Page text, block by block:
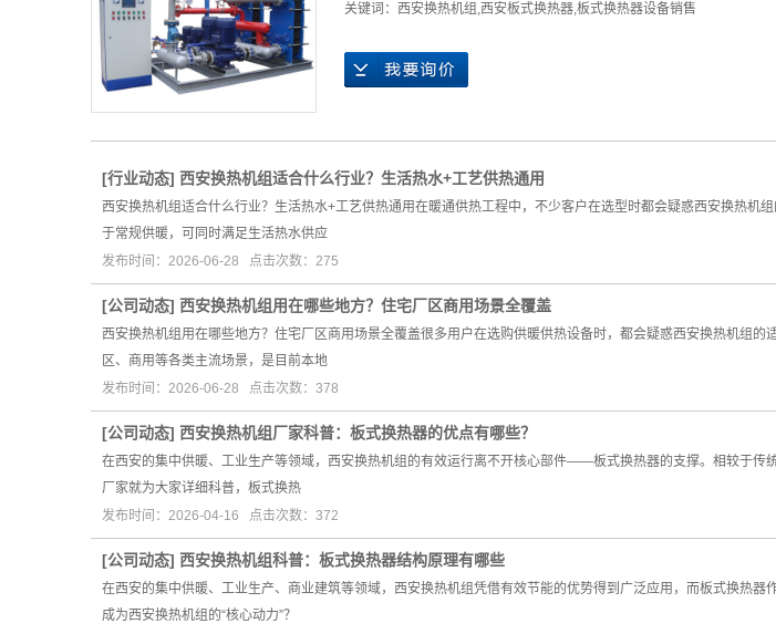
关键词： 西安换热机组 ,西安板式换热器,板式换热器设备销售
[行业动态] 西安换热机组适合什么行业？生活热水+工艺供热通用
西安换热机组适合什么行业？生活热水+工艺供热通用在暖通供热工程中，不少客户在选型时都会疑惑西安换热
于常规供暖，可同时满足生活热水供应
发布时间：2026-06-28 点击次数：275
[公司动态] 西安换热机组用在哪些地方？住宅厂区商用场景全覆盖
西安换热机组用在哪些地方？住宅厂区商用场景全覆盖很多用户在选购供暖供热设备时，都会疑惑西安换热机组
区、商用等各类主流场景，是目前本地
发布时间：2026-06-28 点击次数：378
[公司动态] 西安换热机组厂家科普：板式换热器的优点有哪些？
在西安的集中供暖、工业生产等领域，西安换热机组的有效运行离不开核心部件——板式换热器的支撑。相较于
厂家就为大家详细科普，板式换热
发布时间：2026-04-16 点击次数：372
[公司动态] 西安换热机组科普：板式换热器结构原理有哪些
在西安的集中供暖、工业生产、商业建筑等领域，西安换热机组凭借有效节能的优势得到广泛应用，而板式换热
成为西安换热机组的“核心动力”？